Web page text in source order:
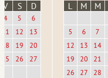
V S D
4 5
6
11
12
13
18
19
20
25
26 27
L M M
5
6 7
12
13 14
19
20 21
26
27 28